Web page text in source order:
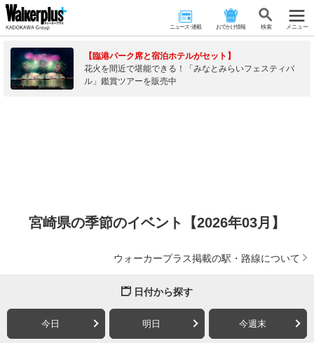
ニュース･連載 おでかけ情報 検 索 メニュー
【臨港パーク席と宿泊ホテルがセット】
花火を間近で堪能できる！「みなとみらいフェスティバ
ル」鑑賞ツアーを販売中
宮崎県の季節のイベント【2026年03月】
ウォーカープラス掲載の駅・路線について
日付から探す
今日 明日 今週末